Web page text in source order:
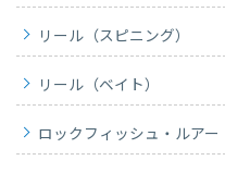
リール（スピニング）
リール（ベイト）
ロックフィッシュ・ルアー